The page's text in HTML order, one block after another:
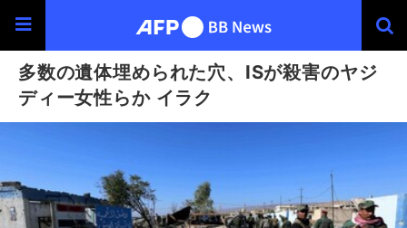
多数の遺体埋められた穴、ISが殺害のヤジ
ディー女性らか イラク